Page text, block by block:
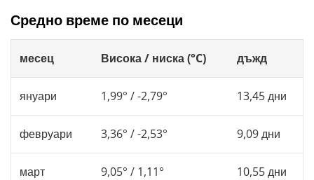
Средно време по месеци
месец Висока / ниска (°C) дъжд
януари 1,99° / -2,79° 13,45 дни
февруари 3,36° / -2,53° 9,09 дни
март 9,05° / 1,11° 10,55 дни